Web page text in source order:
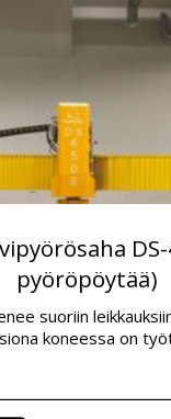
pyöröpöytää)
suoriin
koneessa on